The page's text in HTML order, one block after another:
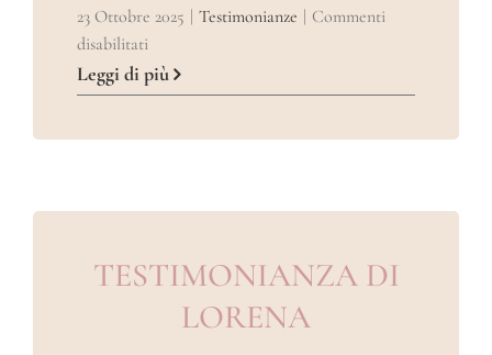
23 Ottobre 2025 Testimonianze
Commenti
disabilitatisu
TESTIMONIANZA
DI
Leggi di più
TESTIMONIANZA DI
LORENA